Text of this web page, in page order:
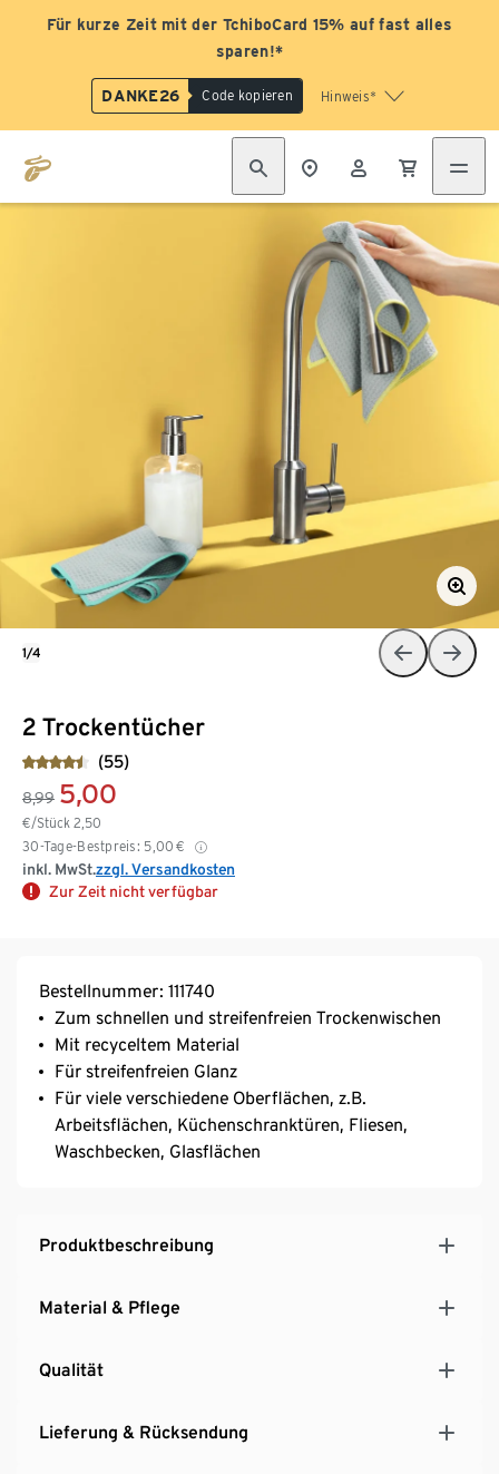
Für kurze Zeit mit der TchiboCard 15% auf fast alles
sparen!*
DANKE26 Code kopieren Hinweis*
2 Trockentücher
(55)
8,99 5,00
€/Stück 2,50
30-Tage-Bestpreis: 5,00 €
inkl. MwSt.zzgl. Versandkosten
Zur Zeit nicht verfügbar
1/4
Bestellnummer: 111740
Zum schnellen und streifenfreien Trockenwischen
Mit recyceltem Material
Für streifenfreien Glanz
Für viele verschiedene Oberflächen, z.B.
Arbeitsflächen, Küchenschranktüren, Fliesen,
Waschbecken, Glasflächen
Produktbeschreibung
Material & Pflege
Qualität
Lieferung & Rücksendung